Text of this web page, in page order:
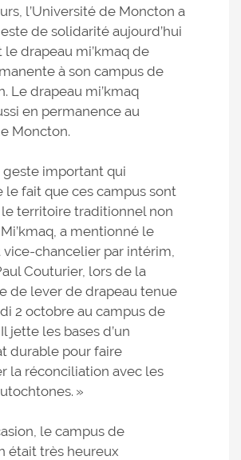
l’Université de Moncton a
de solidarité aujourd’hui
le drapeau mi’kmaq de
à son campus de
Le drapeau mi’kmaq
en permanence au
Moncton.
geste important qui
le fait que ces campus sont
le territoire traditionnel non
a mentionné le
vice-chancelier par intérim,
Couturier, lors de la
de lever de drapeau tenue
2 octobre au campus de
jette les bases d’un
durable pour faire
la réconciliation avec les
»
le campus de
était très heureux